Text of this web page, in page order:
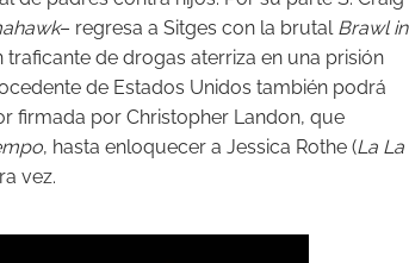
– regresa a Sitges con la brutal Brawl in
de drogas aterriza en una prisión
de Estados Unidos también podrá
firmada por Christopher Landon, que
, hasta enloquecer a Jessica Rothe (La La
vez.